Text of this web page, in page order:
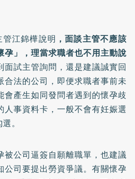
江錦樺說明 ，面談主管不應該
孕」，理當求職者也不用主動說
面試主管詢問，還是建議誠實回
合法的公司，即便求職者事前未
會產生如同發問者遇到的懷孕歧
人事資料卡，一般不會有妊娠選
。
被公司逼簽自願離職單，也建議
公司要提出勞資爭議。有關懷孕